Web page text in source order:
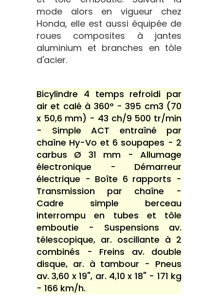
mode alors en vigueur chez
Honda, elle est aussi équipée de
roues composites à jantes
aluminium et branches en tôle
d'acier.
Bicylindre 4 temps refroidi par
air et calé à 360° - 395 cm3 (70
x 50,6 mm) - 43 ch/9 500 tr/min
- Simple ACT entraîné par
chaîne Hy-Vo et 6 soupapes - 2
carbus Ø 31 mm - Allumage
électronique - Démarreur
électrique - Boîte 6 rapports -
Transmission par chaîne -
Cadre simple berceau
interrompu en tubes et tôle
emboutie - Suspensions av.
télescopique, ar. oscillante à 2
combinés - Freins av. double
disque, ar. à tambour - Pneus
av. 3,60 x 19", ar. 4,10 x 18" - 171 kg
- 166 km/h.